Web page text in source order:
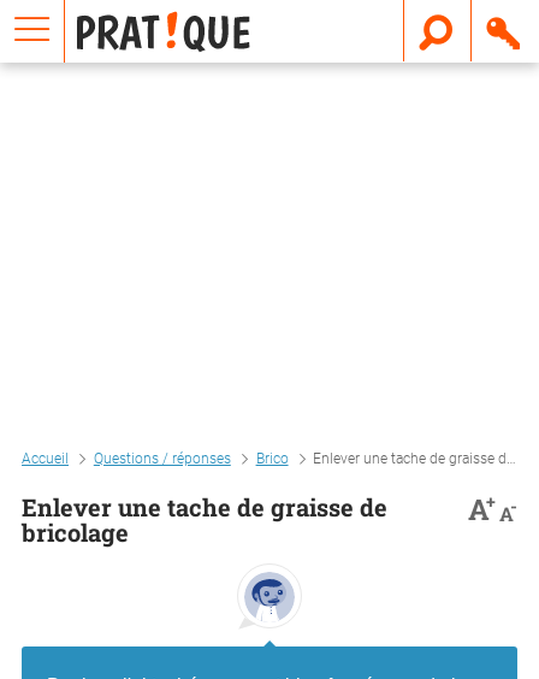
Accueil Questions / réponses Brico Enlever une tache de graisse de bricolage
Enlever une tache de graisse de
bricolage
A+A-
E
m
a